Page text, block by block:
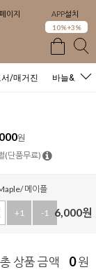
이지 APP설치
10%+3%
서/매거진 바늘&도구
원
(단품무료)
메이플
+1 -1 6,000원
총 상품 금액 0원